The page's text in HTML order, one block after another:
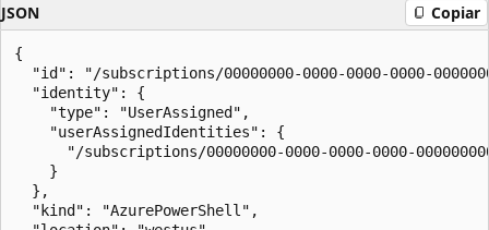
JSON Copiar
{
"id": "/subscriptions/00000000-0000-0000-0000-
  "identity": {
    "type": "UserAssigned",
    "userAssignedIdentities": {
"/subscriptions/00000000-0000-0000-0000-
    }
  },
  "kind": "AzurePowerShell",